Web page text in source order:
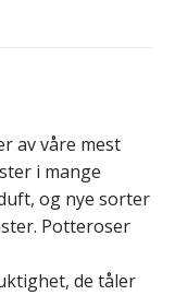
av våre mest
i mange
og nye sorter
Potteroser
de tåler